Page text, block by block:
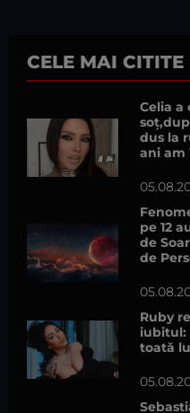
CELE MAI CITITE
Celia
dus la
ani am
pe 12
de
de
Ruby
iubitul:
toată